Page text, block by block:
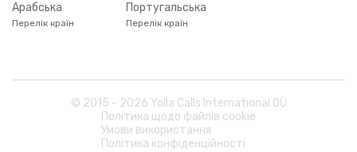
Арабська
Перелік країн
Португальська
Перелік країн
© 2015 - 2026 Yolla Calls International OÜ
Політика щодо файлів cookie
Умови використання
Політика конфіденційності